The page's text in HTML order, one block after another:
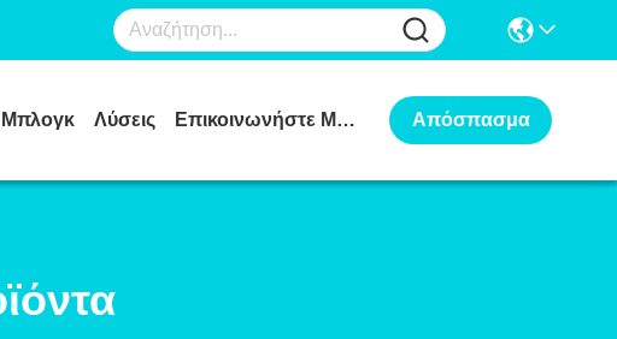
Μπλογκ Λύσεις Επικοινωνήστε Μαζί Μας Απόσπασμα